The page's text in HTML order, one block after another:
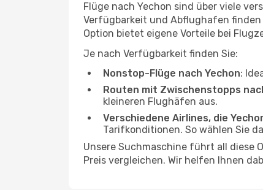
Flüge nach Yechon sind über viele
Verfügbarkeit und Abflughafen finden
Option bietet eigene Vorteile bei
Je nach Verfügbarkeit finden Sie:
Nonstop-Flüge nach Yechon:
Routen mit Zwischenstopps
kleineren Flughäfen aus.
Verschiedene Airlines, die
Tarifkonditionen. So wählen Sie
Unsere Suchmaschine führt all diese
Preis vergleichen. Wir helfen Ihnen